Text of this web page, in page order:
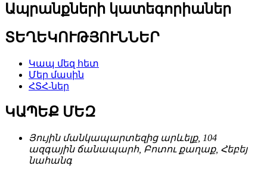
Ապրանքների կատեգորիաներ
ՏԵՂԵԿՈՒԹՅՈՒՆՆԵՐ
Կապ մեզ հետ
Մեր մասին
ՀՏՀ-ներ
ԿԱՊԵՔ ՄԵԶ
Յույին մանկապարտեզից արևելք, 104
ազգային ճանապարհ, Բոտու քաղաք, Հեբեյ
նահանգ